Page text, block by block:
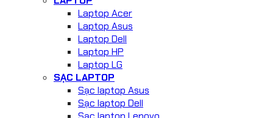
Laptop Acer
Laptop Asus
Laptop Dell
Laptop HP
Laptop LG
SẠC LAPTOP
Sạc laptop Asus
Sạc laptop Dell